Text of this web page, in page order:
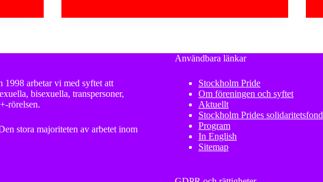
1998 arbetar vi med syftet att
bisexuella, transpersoner,
rörelsen.
stora majoriteten av arbetet inom
Användbara länkar
Stockholm Pride
Om föreningen och syftet
Aktuellt
Stockholm Prides solidaritetsfond
Program
In English
Sitemap